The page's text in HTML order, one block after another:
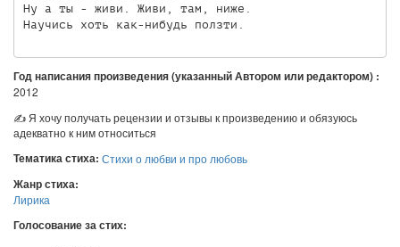
Ну а ты - живи. Живи, там, ниже.
Научись хоть как-нибудь ползти.
Год написания произведения (указанный Автором или редактором) :
2012
✍ Я хочу получать рецензии и отзывы к произведению и обязуюсь
адекватно к ним относиться
Тематика стиха: Стихи о любви и про любовь
Жанр стиха:
Лирика
Голосование за стих: